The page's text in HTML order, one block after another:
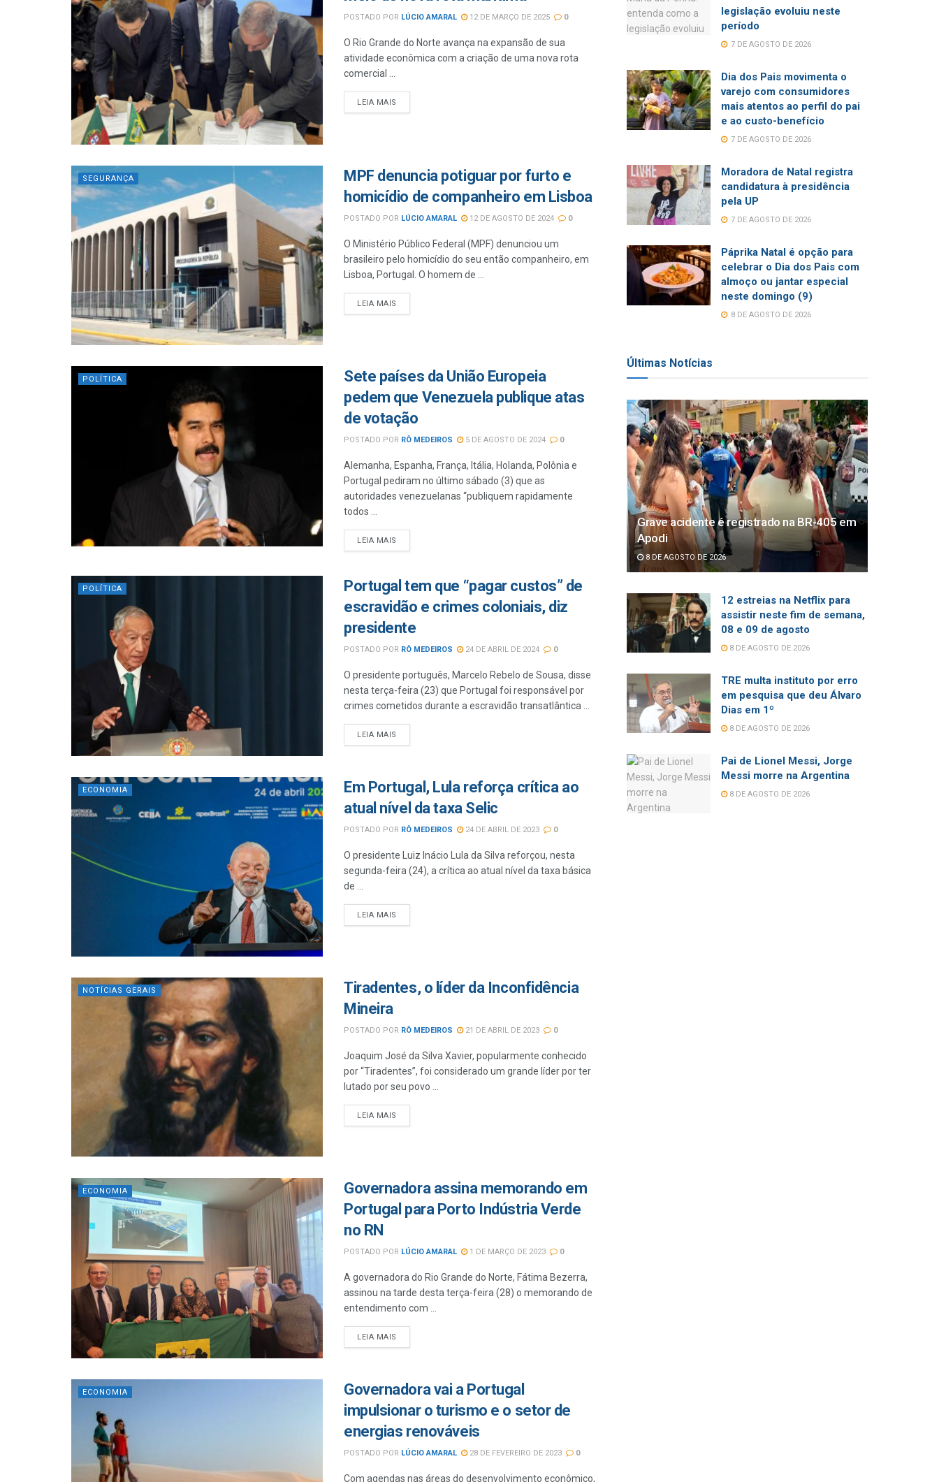
POSTADO POR LÚCIO AMARAL 12 DE MARÇO DE 2025 0
O Rio Grande do Norte avança na expansão de sua
atividade econômica com a criação de uma nova rota
comercial ...
LEIA MAIS
SEGURANÇA
MPF denuncia potiguar por furto e
homicídio de companheiro em Lisboa
POSTADO POR LÚCIO AMARAL 12 DE AGOSTO DE 2024 0
O Ministério Público Federal (MPF) denunciou um
brasileiro pelo homicídio do seu então companheiro, em
Lisboa, Portugal. O homem de ...
LEIA MAIS
POLÍTICA
Sete países da União Europeia
pedem que Venezuela publique atas
de votação
POSTADO POR RÔ MEDEIROS 5 DE AGOSTO DE 2024 0
Alemanha, Espanha, França, Itália, Holanda, Polônia e
Portugal pediram no último sábado (3) que as
autoridades venezuelanas “publiquem rapidamente
todos ...
LEIA MAIS
POLÍTICA
Portugal tem que “pagar custos” de
escravidão e crimes coloniais, diz
presidente
POSTADO POR RÔ MEDEIROS 24 DE ABRIL DE 2024 0
O presidente português, Marcelo Rebelo de Sousa, disse
nesta terça-feira (23) que Portugal foi responsável por
crimes cometidos durante a escravidão transatlântica ...
LEIA MAIS
ECONOMIA
Em Portugal, Lula reforça crítica ao
atual nível da taxa Selic
POSTADO POR RÔ MEDEIROS 24 DE ABRIL DE 2023 0
O presidente Luiz Inácio Lula da Silva reforçou, nesta
segunda-feira (24), a crítica ao atual nível da taxa básica
de ...
LEIA MAIS
NOTÍCIAS GERAIS
Tiradentes, o líder da Inconfidência
Mineira
POSTADO POR RÔ MEDEIROS 21 DE ABRIL DE 2023 0
Joaquim José da Silva Xavier, popularmente conhecido
por “Tiradentes”, foi considerado um grande líder por ter
lutado por seu povo ...
LEIA MAIS
ECONOMIA
Governadora assina memorando em
Portugal para Porto Indústria Verde
no RN
POSTADO POR LÚCIO AMARAL 1 DE MARÇO DE 2023 0
A governadora do Rio Grande do Norte, Fátima Bezerra,
assinou na tarde desta terça-feira (28) o memorando de
entendimento com ...
LEIA MAIS
ECONOMIA
Governadora vai a Portugal
impulsionar o turismo e o setor de
energias renováveis
POSTADO POR LÚCIO AMARAL 28 DE FEVEREIRO DE 2023 0
Com agendas nas áreas do desenvolvimento econômico,
legislação evoluiu neste
período
7 DE AGOSTO DE 2026
Dia dos Pais movimenta o
varejo com consumidores
mais atentos ao perfil do pai
e ao custo-benefício
7 DE AGOSTO DE 2026
Moradora de Natal registra
candidatura à presidência
pela UP
7 DE AGOSTO DE 2026
Páprika Natal é opção para
celebrar o Dia dos Pais com
almoço ou jantar especial
neste domingo (9)
8 DE AGOSTO DE 2026
Últimas Notícias
Grave acidente é registrado na BR-405 em
Apodi
8 DE AGOSTO DE 2026
12 estreias na Netflix para
assistir neste fim de semana,
08 e 09 de agosto
8 DE AGOSTO DE 2026
TRE multa instituto por erro
em pesquisa que deu Álvaro
Dias em 1º
8 DE AGOSTO DE 2026
Pai de Lionel Messi, Jorge
Messi morre na Argentina
8 DE AGOSTO DE 2026